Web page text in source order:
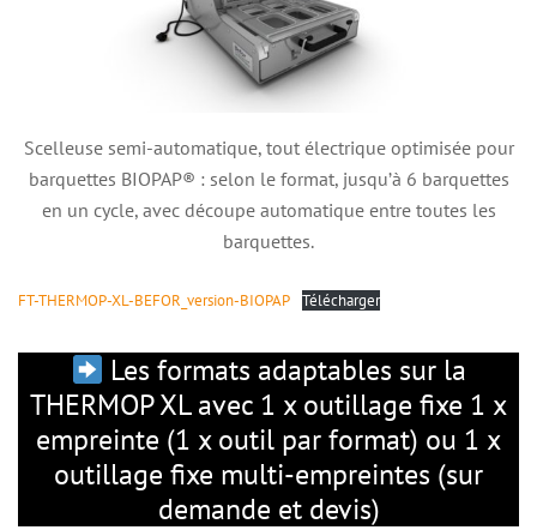
Scelleuse semi-automatique, tout électrique optimisée pour
barquettes BIOPAP® : selon le format, jusqu’à 6 barquettes
en un cycle, avec découpe automatique entre toutes les
barquettes.
FT-THERMOP-XL-BEFOR_version-BIOPAP Télécharger
Les formats adaptables sur la
THERMOP XL avec 1 x outillage fixe 1 x
empreinte (1 x outil par format) ou 1 x
outillage fixe multi-empreintes (sur
demande et devis)